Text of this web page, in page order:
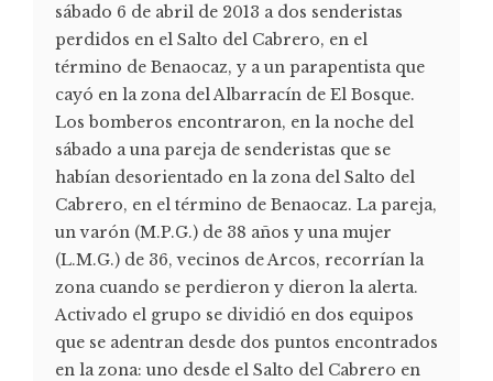
sábado 6 de abril de 2013 a dos senderistas
perdidos en el Salto del Cabrero, en el
término de Benaocaz, y a un parapentista que
cayó en la zona del Albarracín de El Bosque.
Los bomberos encontraron, en la noche del
sábado a una pareja de senderistas que se
habían desorientado en la zona del Salto del
Cabrero, en el término de Benaocaz. La pareja,
un varón (M.P.G.) de 38 años y una mujer
(L.M.G.) de 36, vecinos de Arcos, recorrían la
zona cuando se perdieron y dieron la alerta.
Activado el grupo se dividió en dos equipos
que se adentran desde dos puntos encontrados
en la zona: uno desde el Salto del Cabrero en